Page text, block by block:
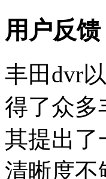
用户反馈
丰田dvr
得了众多
其提出了
清晰度不